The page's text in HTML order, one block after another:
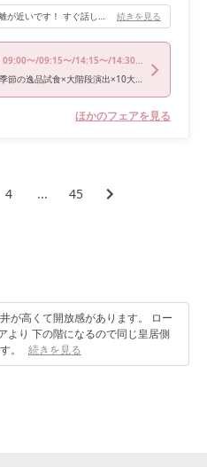
こじまりしてるので、皆さんとの距離が近いです！ すぐ話しかけれるし、入場のときも目合いまくりです(*^^*)また、2階の階段からの入場、もしくはガーデンからの入場が可能です！ 続きを見る
09:00〜/09:15〜/14:15〜/14:30〜/18:00〜
【祝日限定】模擬挙式×季節の逸品試食×大階段演出×10大特典
ほかのフェアを見る
4 ... 45
が高くて開放感があります。 ロー
より 下の階になるので同じ皇居側
。
続きを見る